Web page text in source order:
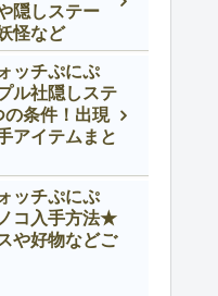
隠しステー
怪など
ッチぷにぷ
ル社隠しステ
の条件！出現
アイテムまと
ッチぷにぷ
コ入手方法★
や好物などご